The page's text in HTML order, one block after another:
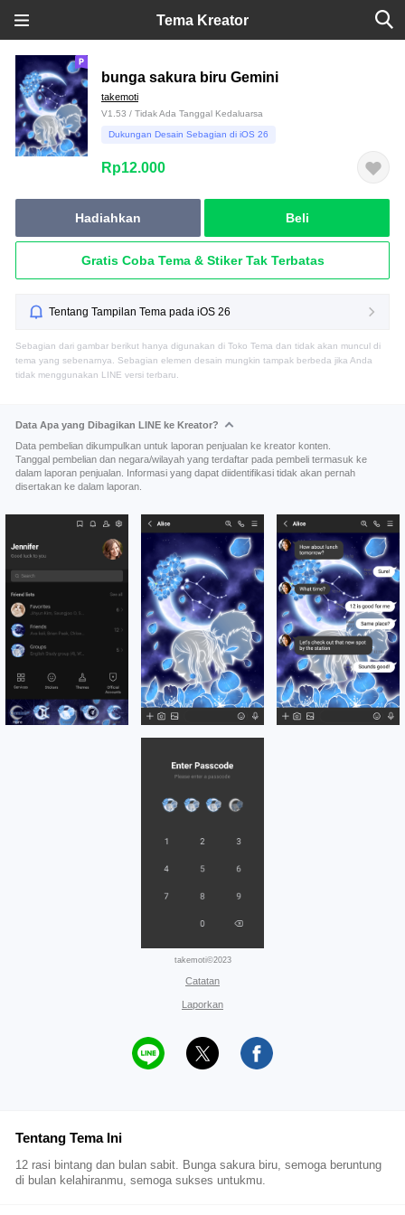
Tema Kreator
bunga sakura biru Gemini
takemoti
V1.53 / Tidak Ada Tanggal Kedaluarsa
Dukungan Desain Sebagian di iOS 26
Rp12.000
Hadiahkan Beli
Gratis Coba Tema & Stiker Tak Terbatas
Tentang Tampilan Tema pada iOS 26
Sebagian dari gambar berikut hanya digunakan di Toko Tema dan tidak akan muncul di
tema yang sebenarnya. Sebagian elemen desain mungkin tampak berbeda jika Anda
tidak menggunakan LINE versi terbaru.
Data Apa yang Dibagikan LINE ke Kreator?
Data pembelian dikumpulkan untuk laporan penjualan ke kreator konten.
Tanggal pembelian dan negara/wilayah yang terdaftar pada pembeli termasuk ke
dalam laporan penjualan. Informasi yang dapat diidentifikasi tidak akan pernah
disertakan ke dalam laporan.
takemoti©2023
Catatan
Laporkan
Tentang Tema Ini
12 rasi bintang dan bulan sabit. Bunga sakura biru, semoga beruntung
di bulan kelahiranmu, semoga sukses untukmu.